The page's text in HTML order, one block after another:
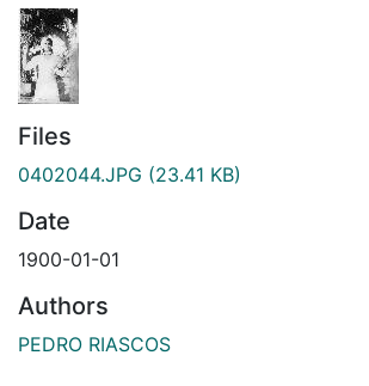
Files
0402044.JPG (23.41 KB)
Date
1900-01-01
Authors
PEDRO RIASCOS